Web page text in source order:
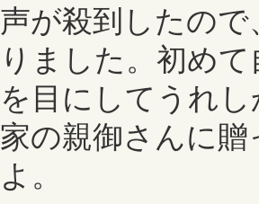
声が殺到したの
りました。初め
を目にしてうれ
家の親御さんに
よ。